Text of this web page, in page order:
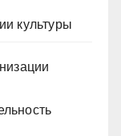
культуры